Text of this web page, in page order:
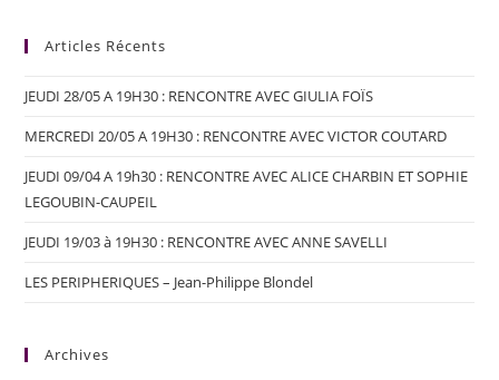
Articles Récents
JEUDI 28/05 A 19H30 : RENCONTRE AVEC GIULIA FOÏS
MERCREDI 20/05 A 19H30 : RENCONTRE AVEC VICTOR COUTARD
JEUDI 09/04 A 19h30 : RENCONTRE AVEC ALICE CHARBIN ET SOPHIE
LEGOUBIN-CAUPEIL
JEUDI 19/03 à 19H30 : RENCONTRE AVEC ANNE SAVELLI
LES PERIPHERIQUES – Jean-Philippe Blondel
Archives